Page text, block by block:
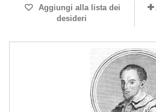
Aggiungi alla lista dei
desideri